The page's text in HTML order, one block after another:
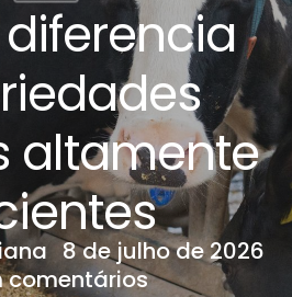
altamente
8 de julho de 2026
comentários